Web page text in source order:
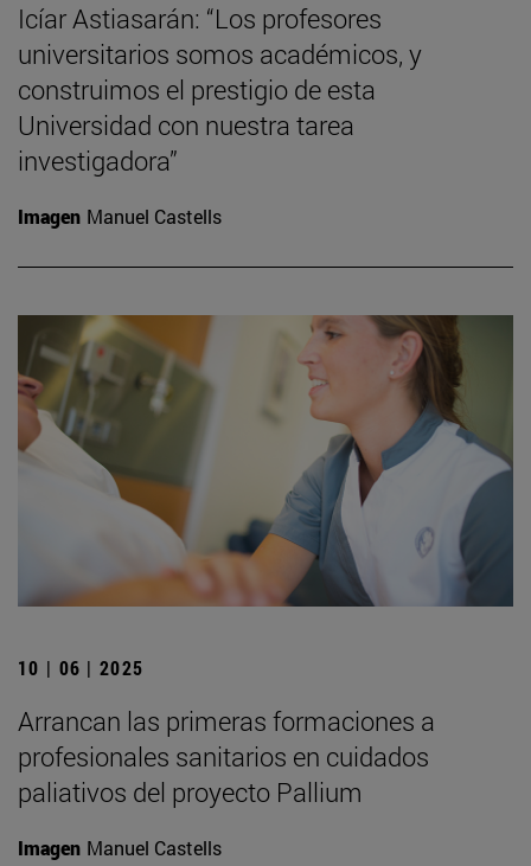
Icíar Astiasarán: “Los profesores
universitarios somos académicos, y
construimos el prestigio de esta
Universidad con nuestra tarea
investigadora”
Imagen Manuel Castells
10 | 06 | 2025
Arrancan las primeras formaciones a
profesionales sanitarios en cuidados
paliativos del proyecto Pallium
Imagen Manuel Castells